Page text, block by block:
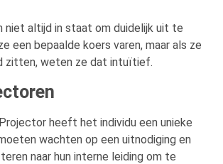
niet altijd in staat om duidelijk uit te
een bepaalde koers varen, maar als ze
zitten, weten ze dat intuïtief.
heeft het individu een unieke
wachten op een uitnodiging en
naar hun interne leiding om te